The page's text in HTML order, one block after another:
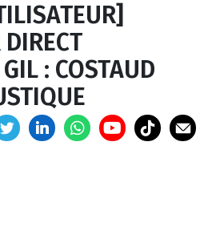
: COSTAUD